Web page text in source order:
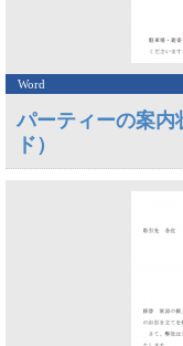
Word
パーティーの案内
ド）